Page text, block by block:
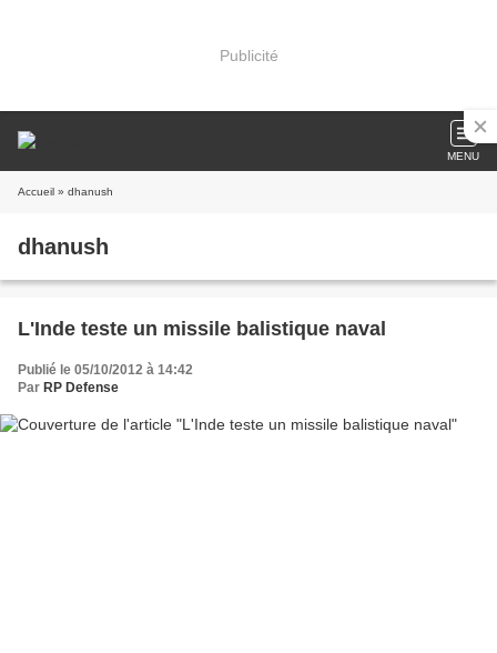
Publicité
MENU
Accueil » dhanush
dhanush
L'Inde teste un missile balistique naval
Publié le 05/10/2012 à 14:42
Par RP Defense